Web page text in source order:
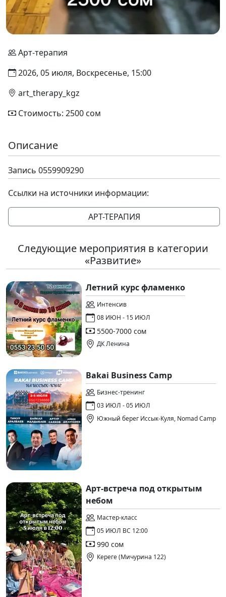
Арт-терапия
2026, 05 июля, Воскресенье, 15:00
art_therapy_kgz
Стоимость: 2500 сом
Описание
Запись 0559909290
Ссылки на источники информации:
АРТ-ТЕРАПИЯ
Следующие мероприятия в категории
«Развитие»
Летний курс фламенко
Интенсив
08 ИЮН - 15 ИЮЛ
5500-7000 сом
ДК Ленина
Bakai Business Camp
Бизнес-тренинг
03 ИЮЛ - 05 ИЮЛ
Южный берег Иссык-Куля, Nomad Camp
Арт-встреча под открытым
небом
Мастер-класс
05 ИЮЛ ВС 12:00
990 сом
Кереге (Мичурина 122)